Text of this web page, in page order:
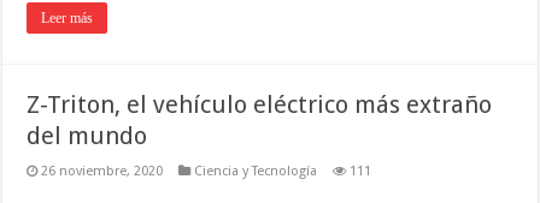
Leer más
Z-Triton, el vehículo eléctrico más extraño
del mundo
26 noviembre, 2020 Ciencia y Tecnología 111